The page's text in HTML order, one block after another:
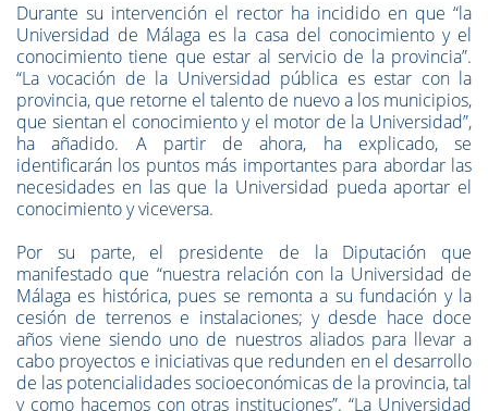
Durante su intervención el rector ha incidido en que “la
Universidad de Málaga es la casa del conocimiento y el
conocimiento tiene que estar al servicio de la provincia”.
“La vocación de la Universidad pública es estar con la
provincia, que retorne el talento de nuevo a los municipios,
que sientan el conocimiento y el motor de la Universidad”,
ha añadido. A partir de ahora, ha explicado, se
identificarán los puntos más importantes para abordar las
necesidades en las que la Universidad pueda aportar el
conocimiento y viceversa.
Por su parte, el presidente de la Diputación que
manifestado que “nuestra relación con la Universidad de
Málaga es histórica, pues se remonta a su fundación y la
cesión de terrenos e instalaciones; y desde hace doce
años viene siendo uno de nuestros aliados para llevar a
cabo proyectos e iniciativas que redunden en el desarrollo
de las potencialidades socioeconómicas de la provincia, tal
y como hacemos con otras instituciones”. “La Universidad